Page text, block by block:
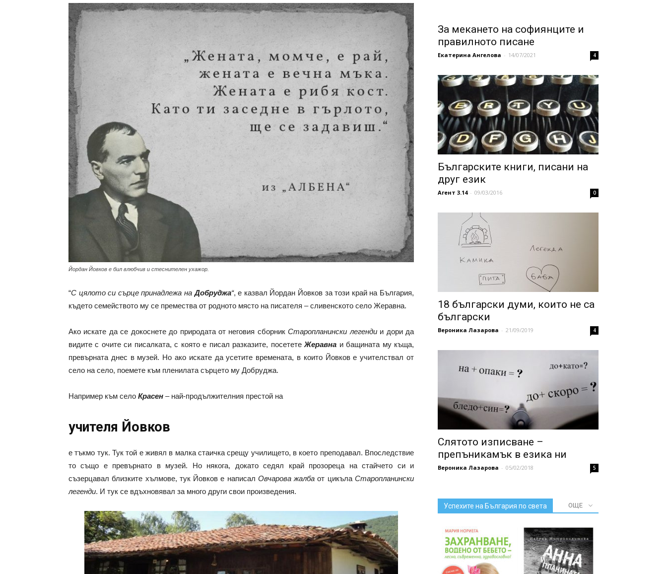
с
вкус
живот
Йордан Йовков е бил влюбчив и стеснителен ухажор.
“С цялото си сърце принадлежа наДобруджа“, е казвал Йордан Йовков за този край на България,
където семейството му се премества от родното място на писателя – сливенското село Жеравна.
Ако искате да се докоснете до природата от неговия сборникСтаропланински легендии дори да
видите с очите си писалката, с която е писал разказите, посететеЖеравна и бащината му къща,
превърната днес в музей. Но ако искате да усетите времената, в които Йовков е учителствал от
село на село, поемете към пленилата сърцето му Добруджа.
Например към село Красен – най-продължителния престой на
учителя Йовков
е тъкмо тук. Тук той е живял в малка стаичка срещу училището, в което преподавал. Впоследствие
то също е превърнато в музей. Но някога, докато седял край прозореца на стайчето си и
съзерцавал близките хълмове, тук Йовков е написал Овчарова жалбаот цикълаСтаропланински
легенди. И тук се вдъхновявал за много други свои произведения.
За мекането на софиянците и
правилното писане
Екатерина Ангелова - 14/07/2021 4
Българските книги, писани на
друг език
Агент 3.14 - 09/03/2016 0
18 български думи, които не са
български
Вероника Лазарова - 21/09/2019 4
Слятото изписване –
препъникамък в езика ни
Вероника Лазарова - 05/02/2018 5
Успехите на България по света ОЩЕ